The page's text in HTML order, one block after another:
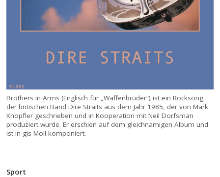
Brothers in Arms (Englisch für „Waffenbrüder“) ist ein Rocksong
der britischen Band Dire Straits aus dem Jahr 1985, der von Mark
Knopfler geschrieben und in Kooperation mit Neil Dorfsman
produziert wurde. Er erschien auf dem gleichnamigen Album und
ist in gis-Moll komponiert.
Sport